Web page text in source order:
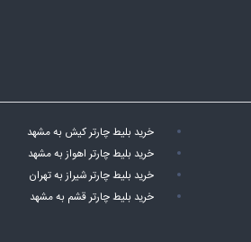
خرید بلیط چارتر کیش به مشهد
خرید بلیط چارتر اهواز به مشهد
خرید بلیط چارتر شیراز به تهران
خرید بلیط چارتر قشم به مشهد